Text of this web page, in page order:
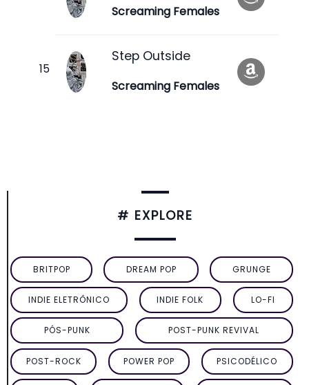
Screaming Females
Step Outside
Screaming Females
# EXPLORE
BRITPOP DREAM POP GRUNGE
INDIE ELETRÔNICO INDIE FOLK LO-FI
PÓS-PUNK POST-PUNK REVIVAL
POST-ROCK POWER POP PSICODÉLICO